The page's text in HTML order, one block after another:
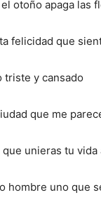
otoño apaga las
felicidad que
triste y cansado
que me
unieras tu vida
hombre uno que